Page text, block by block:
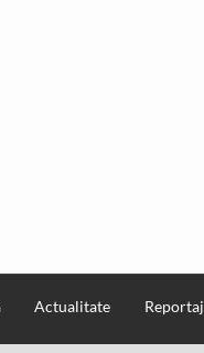
Actualitate Reportaj